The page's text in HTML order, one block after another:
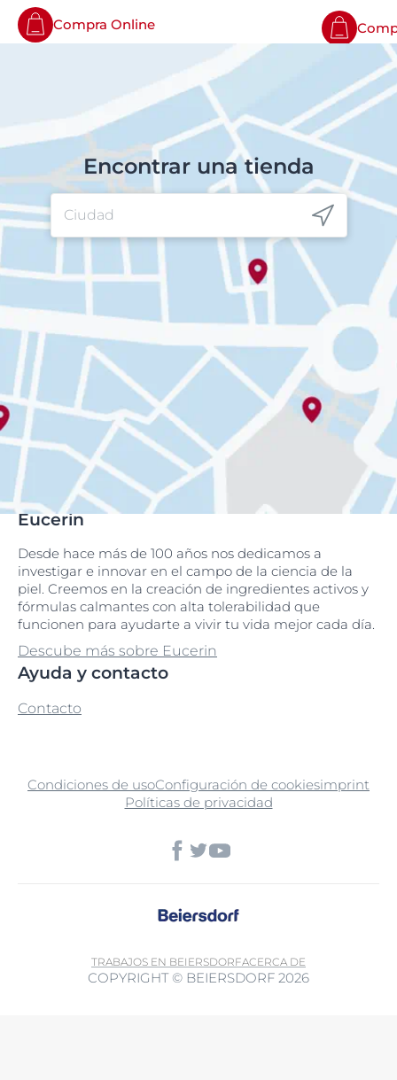
Compra Online
Encontrar una tienda
Eucerin
Desde hace más de 100 años nos dedicamos a
investigar e innovar en el campo de la ciencia de la
piel. Creemos en la creación de ingredientes activos y
fórmulas calmantes con alta tolerabilidad que
funcionen para ayudarte a vivir tu vida mejor cada día.
Descube más sobre Eucerin
Ayuda y contacto
Contacto
Condiciones de usoConfiguración de cookiesimprint
Políticas de privacidad
TRABAJOS EN BEIERSDORFACERCA DE
COPYRIGHT © BEIERSDORF 2026